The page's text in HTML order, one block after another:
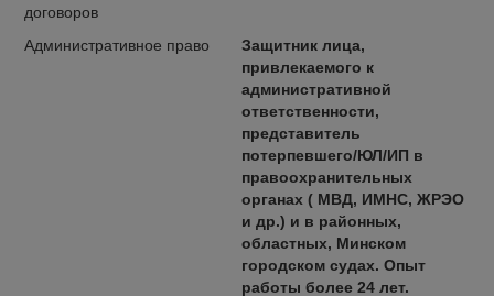
договоров
Административное право
Защитник лица,
привлекаемого к
административной
ответственности,
представитель
потерпевшего/ЮЛ/ИП в
правоохранительных
органах ( МВД, ИМНС, ЖРЭО
и др.) и в районных,
областных, Минском
городском судах. Опыт
работы более 24 лет.